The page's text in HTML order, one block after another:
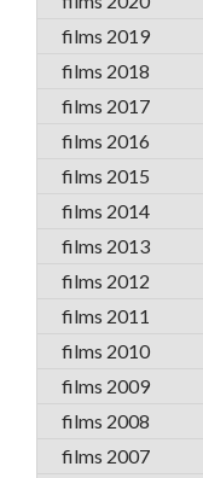
films 2019
films 2018
films 2017
films 2016
films 2015
films 2014
films 2013
films 2012
films 2011
films 2010
films 2009
films 2008
films 2007